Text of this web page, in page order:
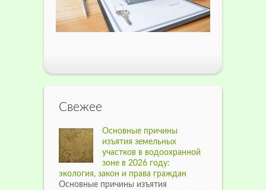
Свежее
Основные причины
изъятия земельных
участков в водоохранной
зоне в 2026 году:
экология, закон и права граждан
Основные причины изъятия